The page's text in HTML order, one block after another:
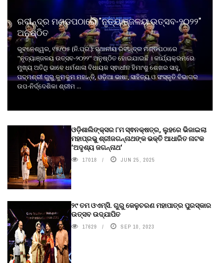
ରବୀନ୍ଦ୍ର ମଣ୍ଡପଠାରେ "ନୃତ୍ୟାଞ୍ଜଳୟ ଉତ୍ସବ-୨୦୨୨"
ଅନୁଷ୍ଠିତ
ଭୁବନେଶ୍ୱର, ୧୫/୦୫ (ନି.ପ୍ର.): ସ୍ଥାନୀୟ ରବୀନ୍ଦ୍ର ମଣ୍ଡପଠାରେ
"ନୃତ୍ୟାଞ୍ଜଳୟ ଉତ୍ସବ-୨୦୨୨" ଅନୁଷ୍ଠିତ ହୋଇଯାଇଛି । କାର୍ଯ୍ୟକ୍ରମରେ
ମୁଖ୍ୟ ଅତିଥି ଭାବେ ଧର୍ମଶାଳା ବିଧାୟକ ସ୍ଵାଧୀନ ହିମାଂଶୁ ଶେଖର ସାହୁ,
ପଦ୍ମଶ୍ରୀ ଗୁରୁ କୁମକୁମ ମହାନ୍ତି, ଓଡ଼ିଆ ଭାଷା, ସାହିତ୍ୟ ଓ ସଂସ୍କୃତି ବିଭାଗର
ଉପ-ନିର୍ଦ୍ଦେଶିକା ଶ୍ରୀମ ...
ଓଡ଼ିଶାଲିଙ୍କ୍ସର ୮ମ ସ୍ଵନକ୍ଷତ୍ର, ଲୁହରେ ଭିଜାଇଲା
ମହାପ୍ରଭୁ ଶ୍ରୀଜଗନ୍ନାଥଙ୍କ ଭକ୍ତି ଆଧାରିତ ନାଟକ
‘ଅଦୃଶ୍ୟ ଜଗନ୍ନାଥ‘
17018 JUN 25, 2025
୨୯ ତମ ଓଏମ୍‌ସି. ଗୁରୁ କେଳୁଚରଣ ମହାପାତ୍ର ପୁରସ୍କାର
ଉତ୍ସବ ଉଦ୍‍ଯାପିତ
17629 SEP 10, 2023